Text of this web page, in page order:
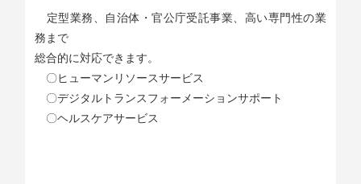
定型業務、自治体・官公庁受託事業、高い専門性の業
務まで
総合的に対応できます。
〇ヒューマンリソースサービス
〇デジタルトランスフォーメーションサポート
〇ヘルスケアサービス